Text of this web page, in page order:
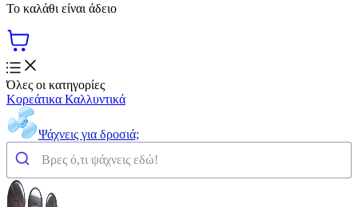
Το καλάθι είναι άδειο
Όλες οι κατηγορίες
Κορεάτικα Καλλυντικά
Ψάχνεις για δροσιά;